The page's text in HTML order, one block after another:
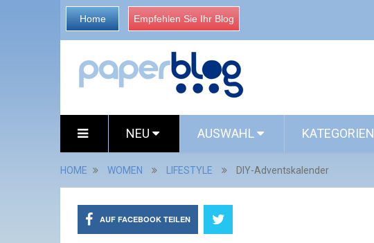
Home Empfehlen Sie Ihr Blog
NEU AUSWAHL KATEGORIEN
HOME WOMEN LIFESTYLE DIY-Adventskalender
AUF FACEBOOK TEILEN